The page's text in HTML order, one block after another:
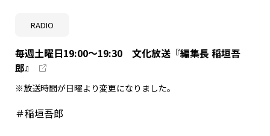
RADIO
毎週土曜日19:00～19:30 文化放送『編集長 稲垣吾
郎』
※放送時間が日曜より変更になりました。
＃稲垣吾郎